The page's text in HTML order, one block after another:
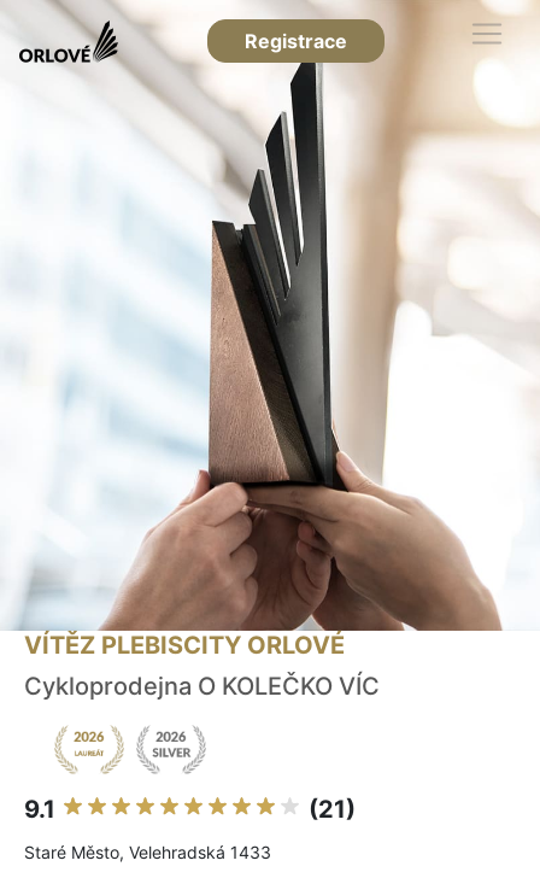
Registrace
VÍTĚZ PLEBISCITY ORLOVÉ
Cykloprodejna O KOLEČKO VÍC
9.1 (21)
Staré Město, Velehradská 1433